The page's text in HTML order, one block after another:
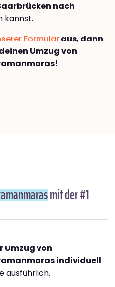
nach
kannst.
Formularaus, dann
Umzug von
mit der #1
Umzug von
individuell
ausführlich.